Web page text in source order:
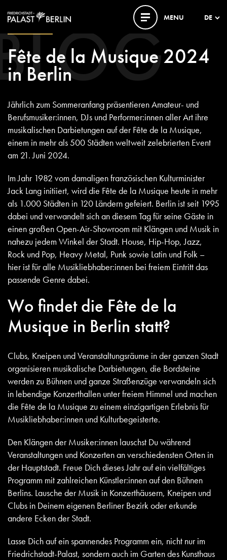
MENU DE
Fête de la Musique 2024
in Berlin
Jährlich zum Sommeranfang präsentieren Amateur- und
Berufsmusiker:innen, DJs und Performer:innen aller Art ihre
musikalischen Darbietungen auf der Fête de la Musique,
einem in mehr als 500 Städten weltweit zelebrierten Event
am 21. Juni 2024.
Im Jahr 1982 vom damaligen französischen Kulturminister
Jack Lang initiiert, wird die Fête de la Musique heute in mehr
als 1.000 Städten in 120 Ländern gefeiert. Berlin ist seit 1995
dabei und verwandelt sich an diesem Tag für seine Gäste in
einen großen Open-Air-Showroom mit Klängen und Musik in
nahezu jedem Winkel der Stadt. House, Hip-Hop, Jazz,
Rock und Pop, Heavy Metal, Punk sowie Latin und Folk –
hier ist für alle Musikliebhaber:innen bei freiem Eintritt das
passende Genre dabei.
Wo findet die Fête de la
Musique in Berlin statt?
Clubs, Kneipen und Veranstaltungsräume in der ganzen Stadt
organisieren musikalische Darbietungen, die Bordsteine
werden zu Bühnen und ganze Straßenzüge verwandeln sich
in lebendige Konzerthallen unter freiem Himmel und machen
die Fête de la Musique zu einem einzigartigen Erlebnis für
Musikliebhaber:innen und Kulturbegeisterte.
Den Klängen der Musiker:innen lauschst Du während
Veranstaltungen und Konzerten an verschiedensten Orten in
der Hauptstadt. Freue Dich dieses Jahr auf ein vielfältiges
Programm mit zahlreichen Künstler:innen auf den Bühnen
Berlins. Lausche der Musik in Konzerthäusern, Kneipen und
Clubs in Deinem eigenen Berliner Bezirk oder erkunde
andere Ecken der Stadt.
Lasse Dich auf ein spannendes Programm ein, nicht nur im
Friedrichstadt-Palast, sondern auch im Garten des Kunsthaus